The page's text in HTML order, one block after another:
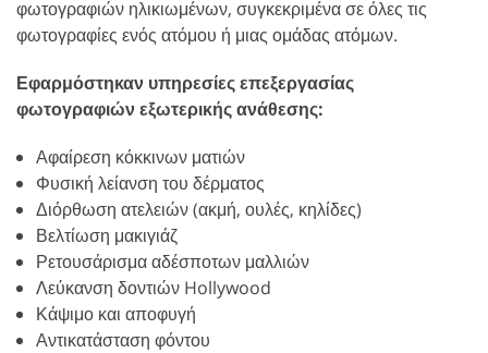
φωτογραφιών ηλικιωμένων, συγκεκριμένα σε όλες τις
φωτογραφίες ενός ατόμου ή μιας ομάδας ατόμων.
Εφαρμόστηκαν υπηρεσίες επεξεργασίας
φωτογραφιών εξωτερικής ανάθεσης:
Αφαίρεση κόκκινων ματιών
Φυσική λείανση του δέρματος
Διόρθωση ατελειών (ακμή, ουλές, κηλίδες)
Βελτίωση μακιγιάζ
Ρετουσάρισμα αδέσποτων μαλλιών
Λεύκανση δοντιών Hollywood
Κάψιμο και αποφυγή
Αντικατάσταση φόντου